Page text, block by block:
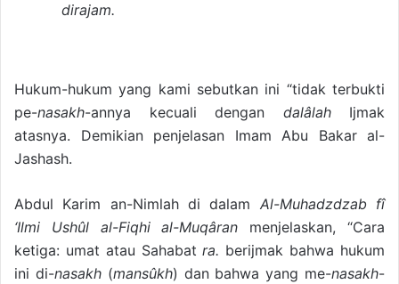
dirajam.
Hukum-hukum yang kami sebutkan ini “tidak terbukti
pe-nasakh-annya kecuali dengan dalâlahIjmak
atasnya. Demikian penjelasan Imam Abu Bakar al-
Jashash.
Abdul Karim an-Nimlah di dalam Al-Muhadzdzab fî
‘Ilmi Ushûl al-Fiqhi al-Muqâran menjelaskan, “Cara
ketiga: umat atau Sahabatra. berijmak bahwa hukum
ini di-nasakh(mansûkh) dan bahwa yang me-nasakh-